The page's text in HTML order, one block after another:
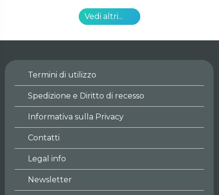
Vedi altri...
Termini di utilizzo
Spedizione e Diritto di recesso
Informativa sulla Privacy
Contatti
Legal info
Newsletter